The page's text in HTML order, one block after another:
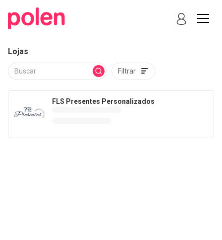
Lojas
Filtrar
FLS Presentes Personalizados